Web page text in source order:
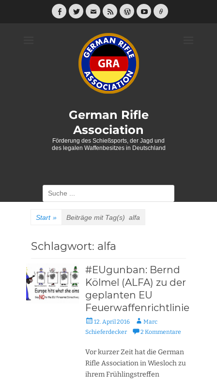
Facebook
Twitter
E-
Feed WordPress
YouTube
Link
German Rifle
Association
Förderung des Schießsports, der Jagd und
des legalen Waffenbesitzes in Deutschland
Suche
nach:
Start » Beiträge mit Tag(s) alfa
Schlagwort: alfa
#EUgunban: Bernd
Kölmel (ALFA) zu der
geplanten EU
Feuerwaffenrichtlinie
Veröffentlicht
am
12. April 2016 AutorMarc
Schieferdecker
2 Kommentare
Vor kurzer Zeit hat die German
Rifle Association in Wiesloch zu
ihrem Frühlingstreffen